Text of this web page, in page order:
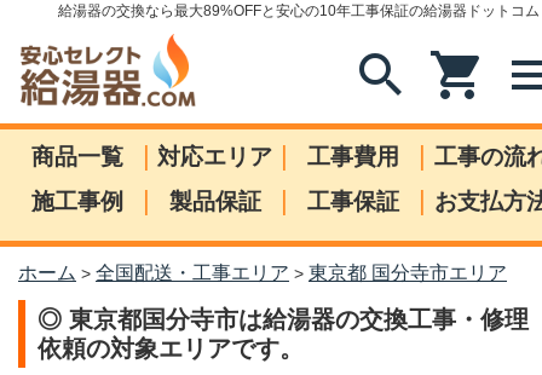
給湯器の交換なら最大89%OFFと安心の10年工事保証の給湯器ドットコム
search shopping_cart
商品一覧 | 対応エリア | 工事費用 | 工事の流
施工事例
| 製品保証 | 工事保証 | お支払方
ホーム > 全国配送・工事エリア > 東京都 国分寺市エリア
◎ 東京都国分寺市は給湯器の交換工事・修理
依頼の対象エリアです。